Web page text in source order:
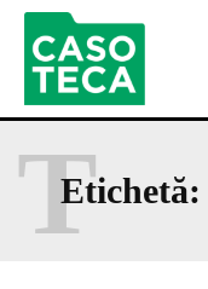
Etichetă:
T